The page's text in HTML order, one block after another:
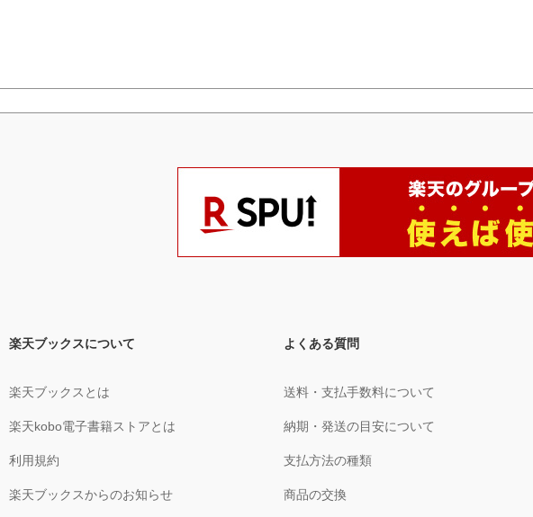
楽天ブックスについて
楽天ブックスとは
楽天kobo電子書籍ストアとは
利用規約
楽天ブックスからのお知らせ
よくある質問
送料・支払手数料について
納期・発送の目安について
支払方法の種類
商品の交換